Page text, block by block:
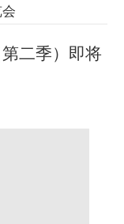
世
二季）即将